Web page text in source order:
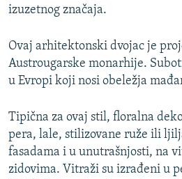
izuzetnog značaja.
Ovaj arhitektonski dvojac je
Austrougarske monarhije.
u Evropi koji nosi obeležja
Tipična za ovaj stil, floralna
pera, lale, stilizovane ruže ili
fasadama i u unutrašnjosti, na
zidovima. Vitraži su izrađeni u